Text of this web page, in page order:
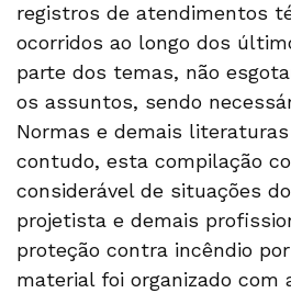
registros de atendimentos
ocorridos ao longo dos
parte dos temas, não
os assuntos, sendo
Normas e demais
contudo, esta compilação
considerável de situações
projetista e demais
proteção contra incêndio
material foi organizado com